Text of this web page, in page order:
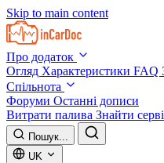
Skip to main content
Про додаток
Огляд Характеристики FAQ
Спільнота
Форуми Останні дописи
Витрати палива Знайти
Пошук...
UK